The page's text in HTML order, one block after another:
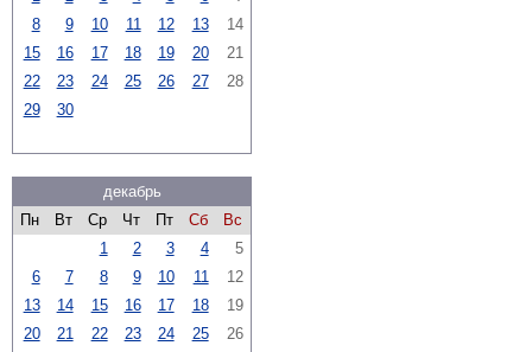
8
9 10 11 12 13
14
15
16 17 18 19 20
21
22
23 24 25 26 27
28
29
30
декабрь
Пн
Вт Ср Чт Пт Сб
Вс
1
2 3 4
5
6
7 8 9 10 11
12
13
14 15 16 17 18
19
20
21 22 23 24 25
26